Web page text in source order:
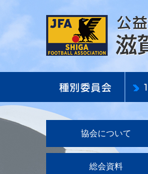
協会について
総会資料